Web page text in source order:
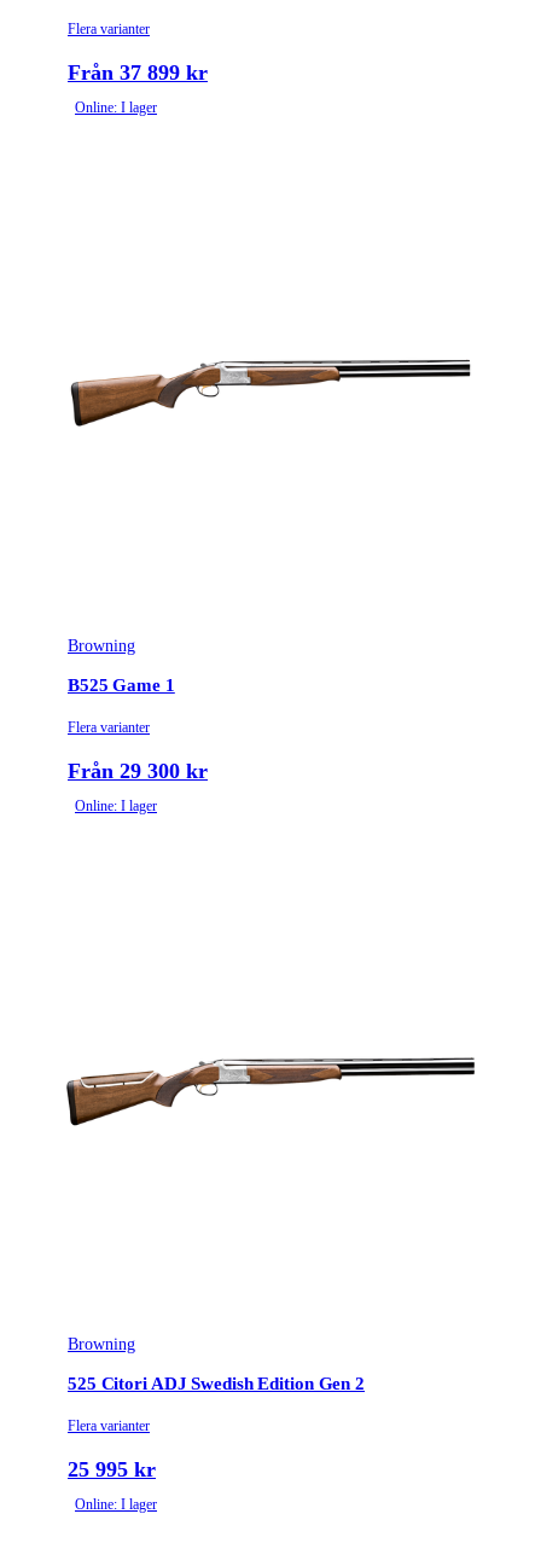
Flera varianter
Från 37 899 kr
Online: I lager
Browning
B525 Game 1
Flera varianter
Från 29 300 kr
Online: I lager
Browning
525 Citori ADJ Swedish Edition Gen 2
Flera varianter
25 995 kr
Online: I lager